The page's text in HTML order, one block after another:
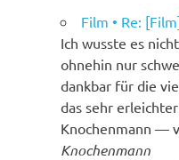
Film • Re:
Ich wusste es
ohnehin nur
dankbar für die
das sehr
Knochenmann —
Knochenmann